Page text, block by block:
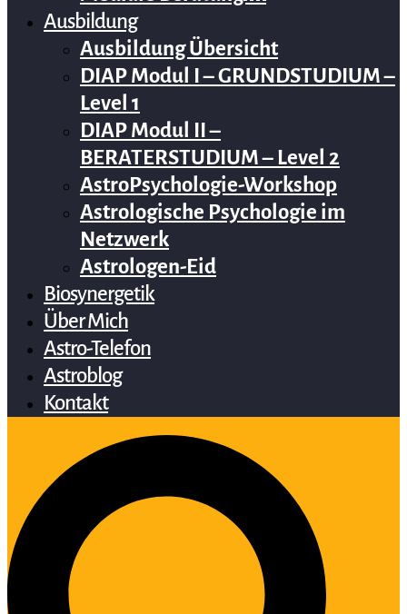
Ausbildung
Ausbildung Übersicht
DIAP Modul I – GRUNDSTUDIUM –
Level 1
DIAP Modul II –
BERATERSTUDIUM – Level 2
AstroPsychologie-Workshop
Astrologische Psychologie im
Netzwerk
Astrologen-Eid
Biosynergetik
Über Mich
Astro-Telefon
Astroblog
Kontakt